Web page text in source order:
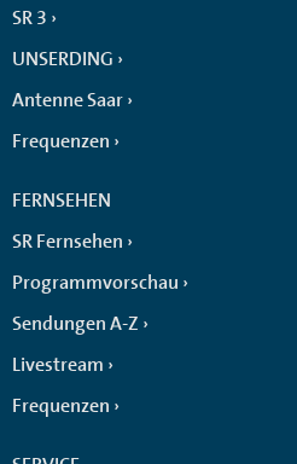
SR 3
UNSERDING
Antenne Saar
Frequenzen
FERNSEHEN
SR Fernsehen
Programmvorschau
Sendungen A-Z
Livestream
Frequenzen